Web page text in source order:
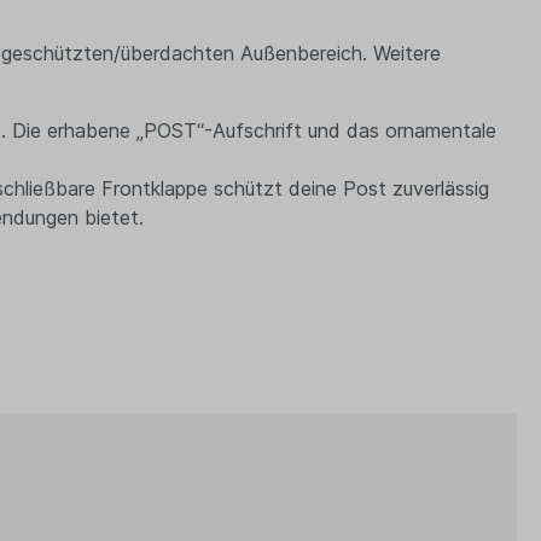
überdachten Außenbereich. Weitere
erhabene „POST“-Aufschrift und das ornamentale
Frontklappe schützt deine Post zuverlässig
bietet.